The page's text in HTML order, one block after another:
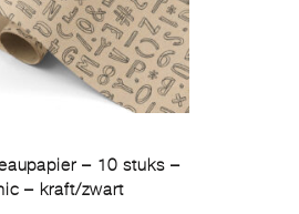
– 10 stuks –
– kraft/zwart